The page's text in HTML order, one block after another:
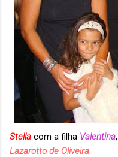
Stella com a filha Valentina,
Lazarotto de Oliveira